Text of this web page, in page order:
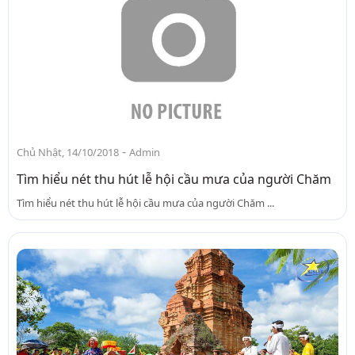
Chủ Nhật, 14/10/2018 - Admin
Tìm hiểu nét thu hút lễ hội cầu mưa của người Chăm
Tìm hiểu nét thu hút lễ hội cầu mưa của người Chăm ...